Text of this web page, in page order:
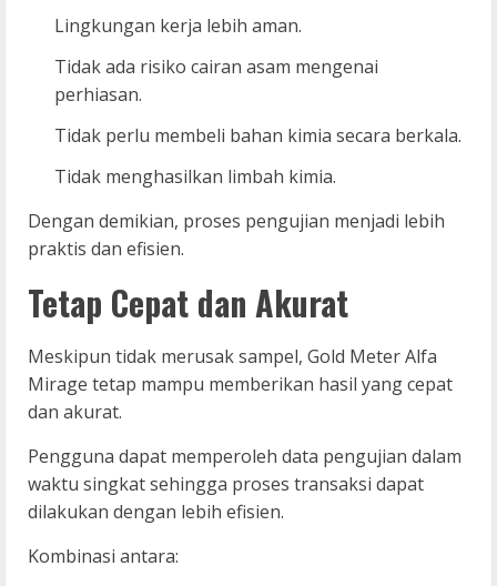
Lingkungan kerja lebih aman.
Tidak ada risiko cairan asam mengenai
perhiasan.
Tidak perlu membeli bahan kimia secara berkala.
Tidak menghasilkan limbah kimia.
Dengan demikian, proses pengujian menjadi lebih
praktis dan efisien.
Tetap Cepat dan Akurat
Meskipun tidak merusak sampel, Gold Meter Alfa
Mirage tetap mampu memberikan hasil yang cepat
dan akurat.
Pengguna dapat memperoleh data pengujian dalam
waktu singkat sehingga proses transaksi dapat
dilakukan dengan lebih efisien.
Kombinasi antara: